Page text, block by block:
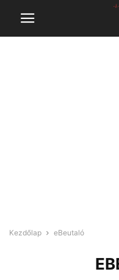
Kezdőlap eBeutaló